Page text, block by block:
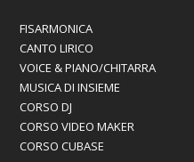
FISARMONICA
CANTO LIRICO
VOICE & PIANO/CHITARRA
MUSICA DI INSIEME
CORSO DJ
CORSO VIDEO MAKER
CORSO CUBASE